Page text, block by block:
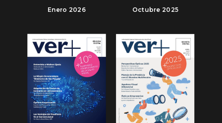
Enero 2026 Octubre 2025